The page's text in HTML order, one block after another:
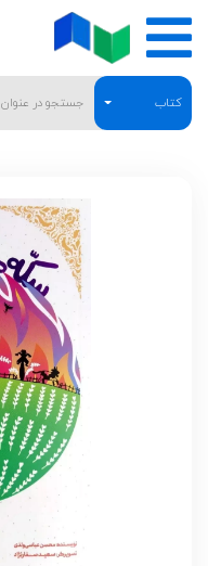
کتاب